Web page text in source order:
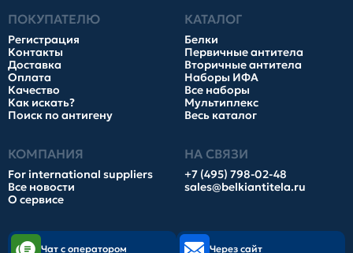
ПОКУПАТЕЛЮ
Регистрация
Контакты
Доставка
Оплата
Качество
Как искать?
Поиск по антигену
КАТАЛОГ
Белки
Первичные антитела
Вторичные антитела
Наборы ИФА
Все наборы
Мультиплекс
Весь каталог
КОМПАНИЯ
For international suppliers
Все новости
О сервисе
НА СВЯЗИ
+7 (495) 798-02-48
sales@belkiantitela.ru
Чат с оператором Через сайт